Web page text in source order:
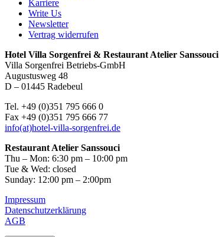
Karriere
Write Us
Newsletter
Vertrag widerrufen
Hotel Villa Sorgenfrei & Restaurant Atelier Sanssouci
Villa Sorgenfrei Betriebs-GmbH
Augustusweg 48
D – 01445 Radebeul
Tel. +49 (0)351 795 666 0
Fax +49 (0)351 795 666 77
info(at)hotel-villa-sorgenfrei.de
Restaurant Atelier Sanssouci
Thu – Mon: 6:30 pm – 10:00 pm
Tue & Wed: closed
Sunday: 12:00 pm – 2:00pm
Impressum
Datenschutzerklärung
AGB